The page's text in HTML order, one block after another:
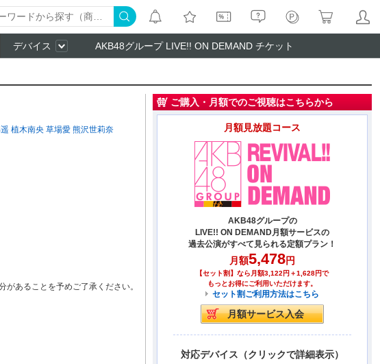
デバイス AKB48グループ LIVE!! ON DEMAND チケット
植木南央 草場愛 熊沢世莉奈
あることを予めご了承ください。
ご購入・月額でのご視聴はこちらから
月額見放題コース
AKB48グループの
LIVE!! ON DEMAND月額サービスの
過去公演がすべて見られる定額プラン！
月額5,478円
【セット割】なら月額3,122円＋1,628円で
もっとお得にご利用いただけます。
セット割ご利用方法はこちら
対応デバイス（クリックで詳細表示）